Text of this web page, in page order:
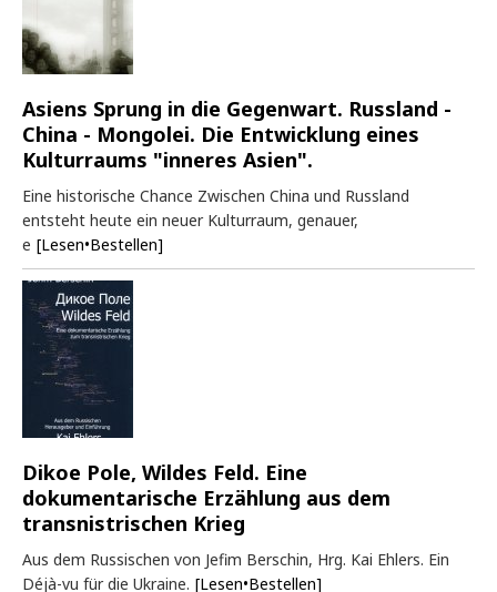
Asiens Sprung in die Gegenwart. Russland -
China - Mongolei. Die Entwicklung eines
Kulturraums "inneres Asien".
Eine historische Chance Zwischen China und Russland
entsteht heute ein neuer Kulturraum, genauer,
e [Lesen•Bestellen]
Dikoe Pole, Wildes Feld. Eine
dokumentarische Erzählung aus dem
transnistrischen Krieg
Aus dem Russischen von Jefim Berschin, Hrg. Kai Ehlers. Ein
Déjà-vu für die Ukraine. [Lesen•Bestellen]